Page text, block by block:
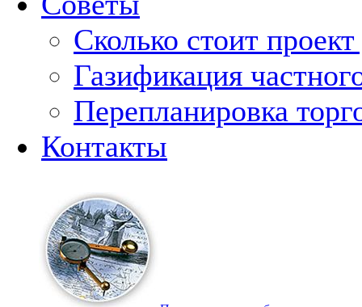
Сколько стоит
Газификация
Перепланировка
Контакты